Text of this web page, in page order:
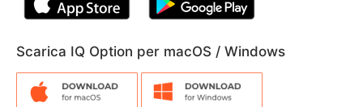
Scarica IQ Option per macOS / Windows